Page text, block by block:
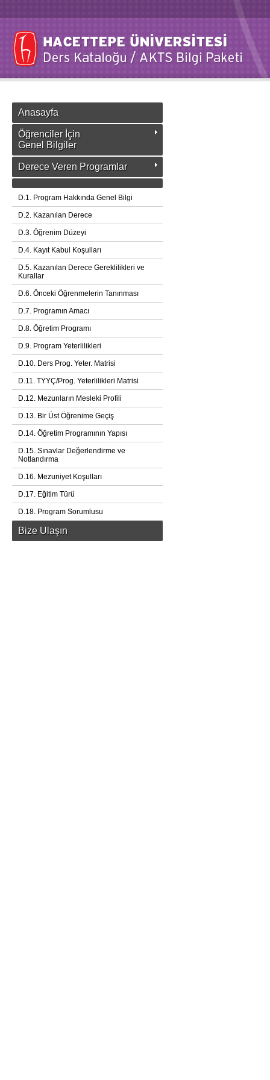
Anasayfa
Öğrenciler İçin
Genel Bilgiler
Derece Veren Programlar
D.1. Program Hakkında Genel Bilgi
D.2. Kazanılan Derece
D.3. Öğrenim Düzeyi
D.4. Kayıt Kabul Koşulları
D.5. Kazanılan Derece Gereklilikleri ve
Kurallar
D.6. Önceki Öğrenmelerin Tanınması
D.7. Programın Amacı
D.8. Öğretim Programı
D.9. Program Yeterlilikleri
D.10. Ders Prog. Yeter. Matrisi
D.11. TYYÇ/Prog. Yeterlilikleri Matrisi
D.12. Mezunların Mesleki Profili
D.13. Bir Üst Öğrenime Geçiş
D.14. Öğretim Programının Yapısı
D.15. Sınavlar Değerlendirme ve
Notlandırma
D.16. Mezuniyet Koşulları
D.17. Eğitim Türü
D.18. Program Sorumlusu
Bize Ulaşın